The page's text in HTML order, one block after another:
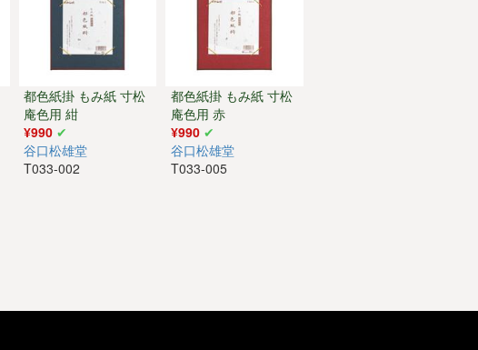
都色紙掛 もみ紙 寸松
庵色用 紺
¥990
谷口松雄堂
T033-002
都色紙掛 もみ紙 寸松
庵色用 赤
¥990
谷口松雄堂
T033-005